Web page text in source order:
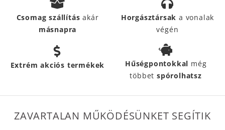
Csomag szállításakár
másnapra
Horgásztársak a vonalak
végén
Extrém akciós termékek Hűségpontokkal még
többetspórolhatsz
ZAVARTALAN MŰKÖDÉSÜNKET SEGÍTIK